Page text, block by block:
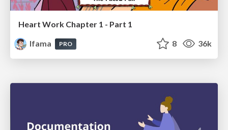
Heart Work Chapter 1 - Part 1
lfama
PRO 8 36k